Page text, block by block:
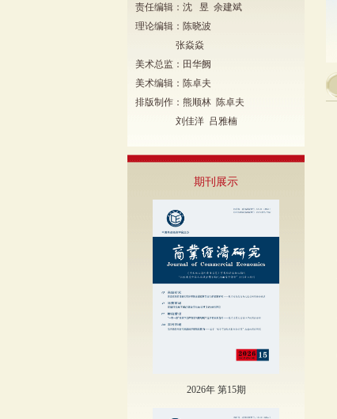
责任编辑：沈 昱 余建斌
理论编辑：陈晓波
张焱焱
美术总监：田华阙
美术编辑：陈卓夫
排版制作：熊顺林 陈卓夫
刘佳洋 吕雅楠
期刊展示
2026年 第15期